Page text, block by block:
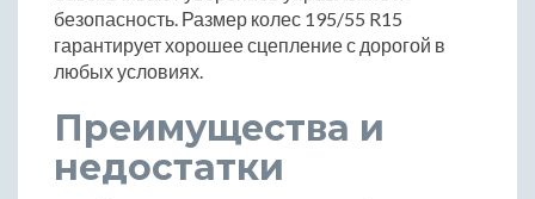
безопасность. Размер колес 195/55 R15
гарантирует хорошее сцепление с дорогой в
любых условиях.
Преимущества и
недостатки